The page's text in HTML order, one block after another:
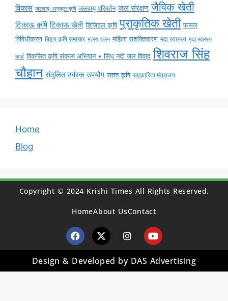
विकास जलवायु-अनुकूल कृषि जलवायु परिवर्तन जल संरक्षण जैविक खेती
टिकाऊ कृषि टिकाऊ खेती डिजिटल कृषि प्राकृतिक खेती फसल
विविधीकरण बिहार कृषि समाचार मत्स्य पालन महिला सशक्तिकरण मृदा स्वास्थ्य मृदा स्वास्थ्य
कार्ड विकसित कृषि संकल्प अभियान • सिंधु नदी जल विवाद शिवराज सिंह
चौहान संतुलित उर्वरक उपयोग सतत कृषि सहकारिता मंत्रालय
Home
Blog
Copyright © 2024 Krishi Times All Rights Reserved.
HomeAbout UsContact
Design & Developed by DAS Advertising